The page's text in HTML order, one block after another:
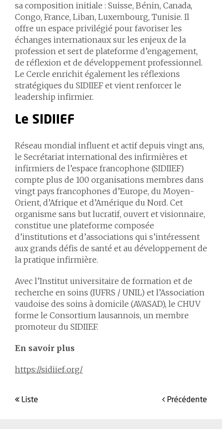
sa composition initiale : Suisse, Bénin, Canada,
Congo, France, Liban, Luxembourg, Tunisie. Il
offre un espace privilégié pour favoriser les
échanges internationaux sur les enjeux de la
profession et sert de plateforme d’engagement,
de réflexion et de développement professionnel.
Le Cercle enrichit également les réflexions
stratégiques du SIDIIEF et vient renforcer le
leadership infirmier.
Le SIDIIEF
Réseau mondial influent et actif depuis vingt ans,
le Secrétariat international des infirmières et
infirmiers de l’espace francophone (SIDIIEF)
compte plus de 100 organisations membres dans
vingt pays francophones d’Europe, du Moyen-
Orient, d’Afrique et d’Amérique du Nord. Cet
organisme sans but lucratif, ouvert et visionnaire,
constitue une plateforme composée
d’institutions et d’associations qui s’intéressent
aux grands défis de santé et au développement de
la pratique infirmière.
Avec l’Institut universitaire de formation et de
recherche en soins (IUFRS / UNIL) et l’Association
vaudoise des soins à domicile (AVASAD), le CHUV
forme le Consortium lausannois, un membre
promoteur du SIDIIEF.
En savoir plus
https://sidiief.org/
liste précédente